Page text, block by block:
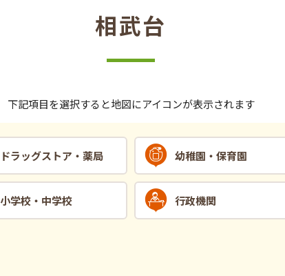
相武台
下記項目を選択すると地図にアイコンが表示されます
ドラッグストア・薬局 幼稚園・保育園
小学校・中学校 行政機関